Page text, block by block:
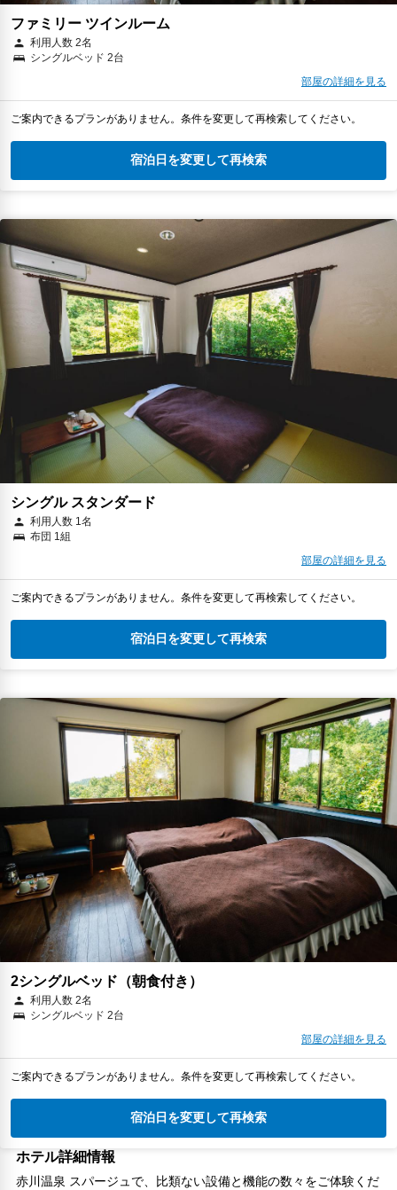
ファミリー ツインルーム
利用人数 2名
シングルベッド 2台
部屋の詳細を見る
ご案内できるプランがありません。条件を変更して再検索してください。
宿泊日を変更して再検索
シングル スタンダード
利用人数 1名
布団 1組
部屋の詳細を見る
ご案内できるプランがありません。条件を変更して再検索してください。
宿泊日を変更して再検索
2シングルベッド（朝食付き）
利用人数 2名
シングルベッド 2台
部屋の詳細を見る
ご案内できるプランがありません。条件を変更して再検索してください。
宿泊日を変更して再検索
ホテル詳細情報
赤川温泉 スパージュで、比類ない設備と機能の数々をご体験くだ